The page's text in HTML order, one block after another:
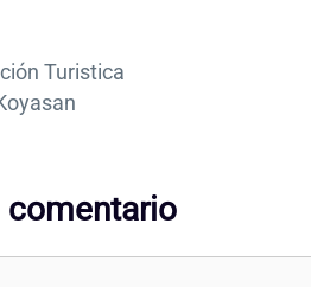
Turistica
comentario